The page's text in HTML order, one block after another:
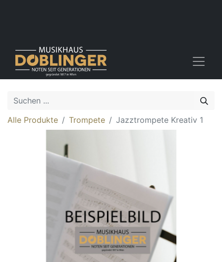
Alle Produkte Trompete Jazztrompete Kreativ 1